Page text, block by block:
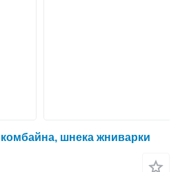
шнека жниварки